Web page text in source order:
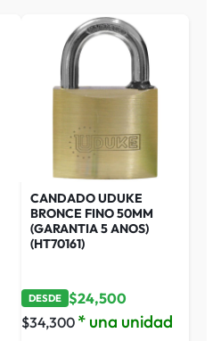
CANDADO UDUKE
BRONCE FINO 50MM
(GARANTIA 5 ANOS)
(HT70161)
DESDE $24,500
$34,300 * una unidad